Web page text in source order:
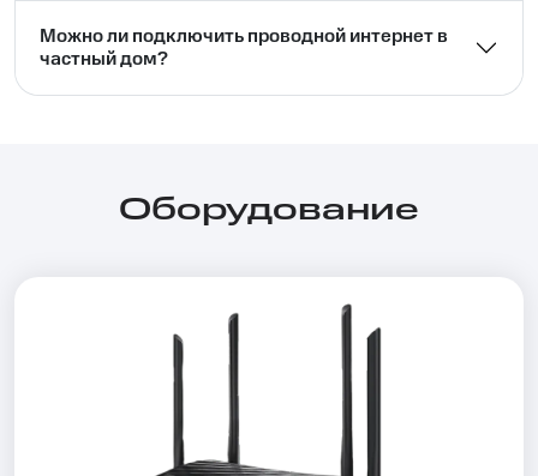
Можно ли подключить проводной интернет в
частный дом?⁣⁣
Оборудование